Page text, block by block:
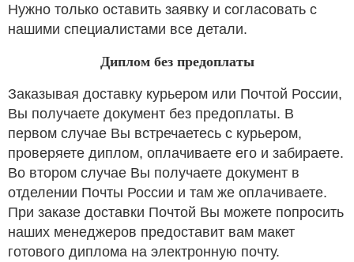
Нужно только оставить заявку и согласовать с
нашими специалистами все детали.
Диплом без предоплаты
Заказывая доставку курьером или Почтой России,
Вы получаете документ без предоплаты. В
первом случае Вы встречаетесь с курьером,
проверяете диплом, оплачиваете его и забираете.
Во втором случае Вы получаете документ в
отделении Почты России и там же оплачиваете.
При заказе доставки Почтой Вы можете попросить
наших менеджеров предоставит вам макет
готового диплома на электронную почту.